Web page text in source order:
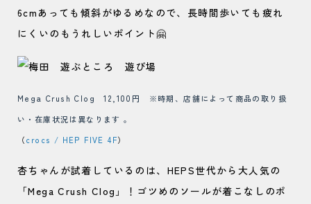
6cmあっても傾斜がゆるめなので、長時間歩いても疲れ
にくいのもうれしいポイント🤗
Mega Crush Clog 12,100円 ※時期、店舗によって商品の取り扱
い・在庫状況は異なります 。
（crocs / HEP FIVE 4F）
杏ちゃんが試着しているのは、HEPS世代から大人気の
「Mega Crush Clog」！ゴツめのソールが着こなしのポ